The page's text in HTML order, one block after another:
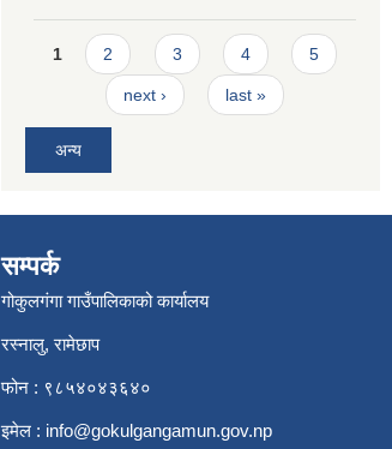
Pages
1 2 3 4 5
next › last »
अन्य
सम्पर्क
गोकुलगंगा गाउँपालिकाको कार्यालय
रस्नालु, रामेछाप
फोन : ९८५४०४३६४०
इमेल : info@gokulgangamun.gov.np